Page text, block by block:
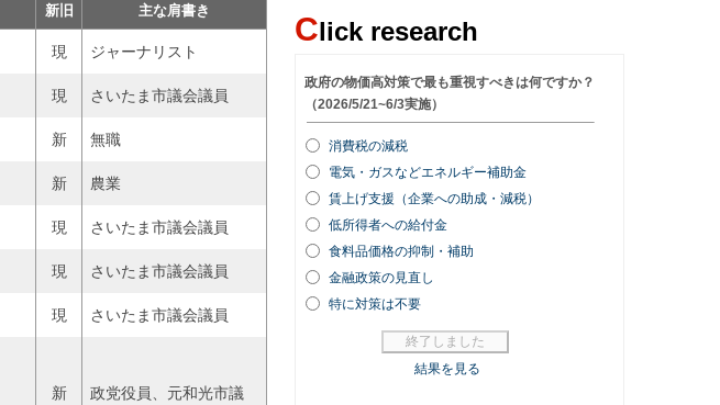
新旧 主な肩書き
現 ジャーナリスト
現 さいたま市議会議員
新 無職
新 農業
現 さいたま市議会議員
現 さいたま市議会議員
現 さいたま市議会議員
新 政党役員、元和光市議
Click research